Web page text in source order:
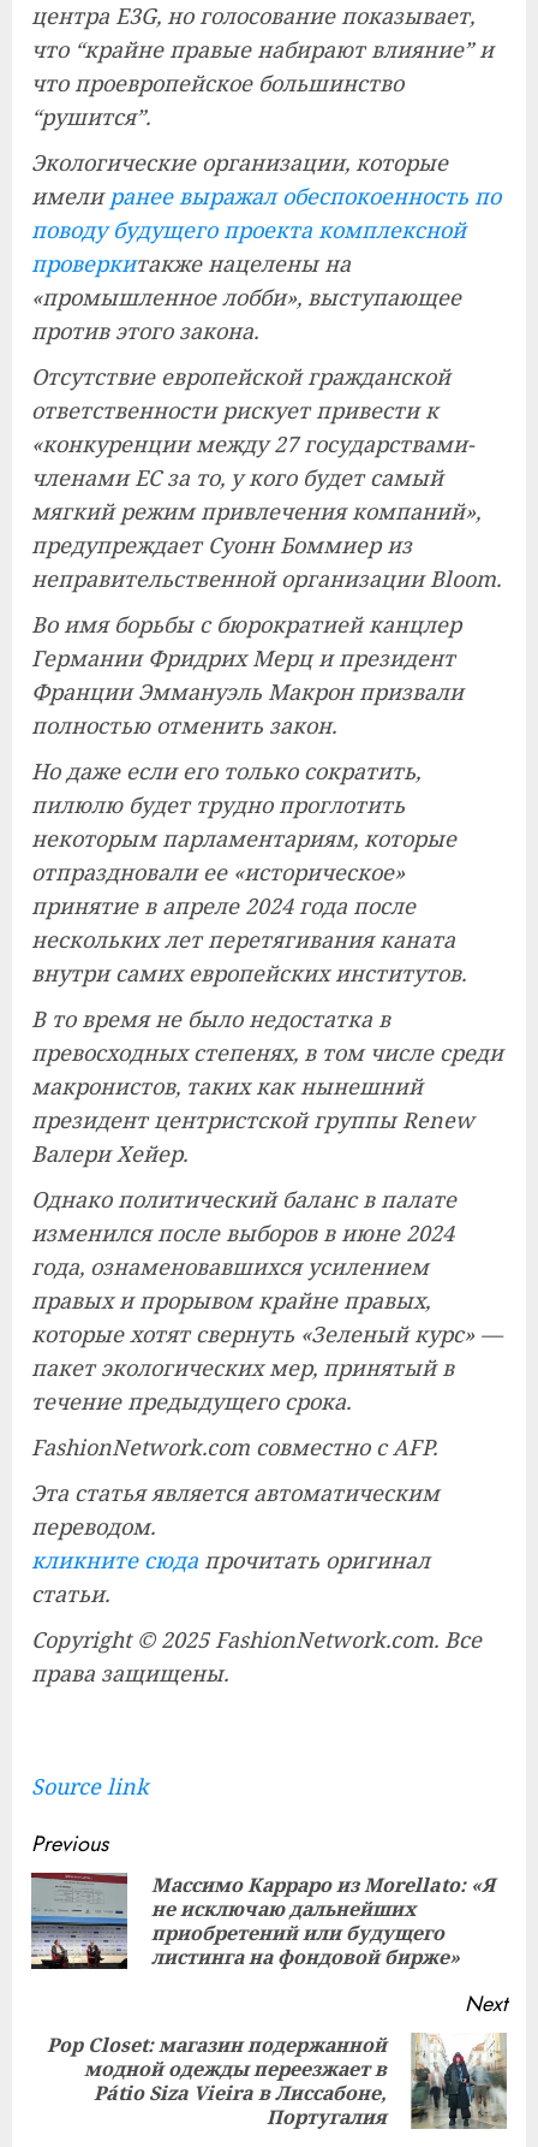
центра E3G, но голосование показывает,
что “крайне правые набирают влияние” и
что проевропейское большинство
“рушится”.
Экологические организации, которые
имели ранее выражал обеспокоенность по
поводу будущего проекта комплексной
проверкитакже нацелены на
«промышленное лобби», выступающее
против этого закона.
Отсутствие европейской гражданской
ответственности рискует привести к
«конкуренции между 27 государствами-
членами ЕС за то, у кого будет самый
мягкий режим привлечения компаний»,
предупреждает Суонн Боммиер из
неправительственной организации Bloom.
Во имя борьбы с бюрократией канцлер
Германии Фридрих Мерц и президент
Франции Эммануэль Макрон призвали
полностью отменить закон.
Но даже если его только сократить,
пилюлю будет трудно проглотить
некоторым парламентариям, которые
отпраздновали ее «историческое»
принятие в апреле 2024 года после
нескольких лет перетягивания каната
внутри самих европейских институтов.
В то время не было недостатка в
превосходных степенях, в том числе среди
макронистов, таких как нынешний
президент центристской группы Renew
Валери Хейер.
Однако политический баланс в палате
изменился после выборов в июне 2024
года, ознаменовавшихся усилением
правых и прорывом крайне правых,
которые хотят свернуть «Зеленый курс» —
пакет экологических мер, принятый в
течение предыдущего срока.
FashionNetwork.com совместно с AFP.
Эта статья является автоматическим
переводом.
кликните сюда прочитать оригинал
статьи.
Copyright © 2025 FashionNetwork.com. Все
права защищены.
Source link
Continue
Reading
Previous
Массимо Карраро из Morellato: «Я
не исключаю дальнейших
приобретений или будущего
листинга на фондовой бирже»
Next
Pop Closet: магазин подержанной
модной одежды переезжает в
Pátio Siza Vieira в Лиссабоне,
Португалия